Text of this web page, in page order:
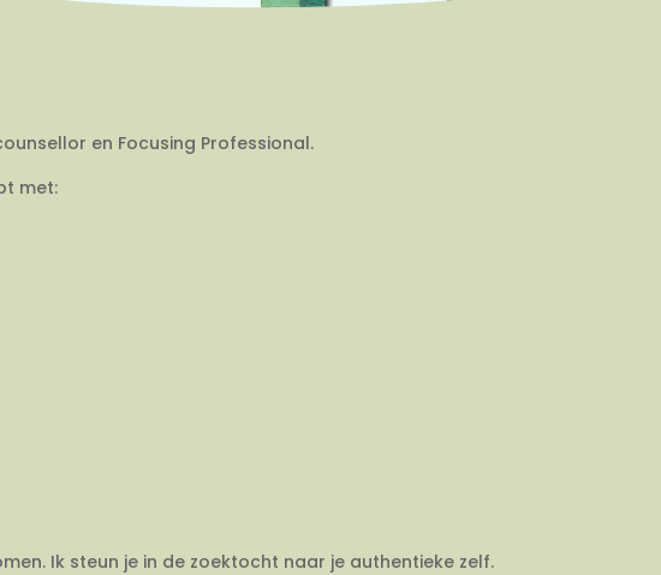
en Focusing Professional.
met:
Ik steun je in de zoektocht naar je authentieke zelf.